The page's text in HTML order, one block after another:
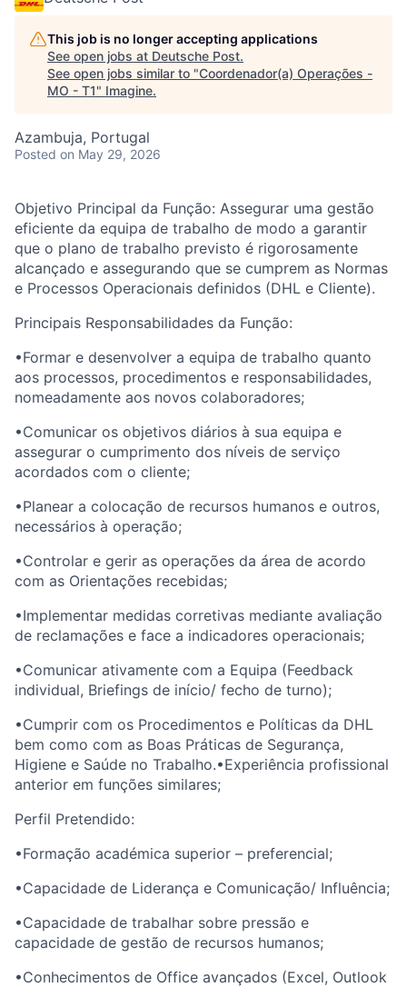
This job is no longer accepting applications
See open jobs at Deutsche Post.
See open jobs similar to "Coordenador(a) Operações -
MO - T1" Imagine.
Azambuja, Portugal
Posted on May 29, 2026
Objetivo Principal da Função: Assegurar uma gestão
eficiente da equipa de trabalho de modo a garantir
que o plano de trabalho previsto é rigorosamente
alcançado e assegurando que se cumprem as Normas
e Processos Operacionais definidos (DHL e Cliente).
Principais Responsabilidades da Função:
•Formar e desenvolver a equipa de trabalho quanto
aos processos, procedimentos e responsabilidades,
nomeadamente aos novos colaboradores;
•Comunicar os objetivos diários à sua equipa e
assegurar o cumprimento dos níveis de serviço
acordados com o cliente;
•Planear a colocação de recursos humanos e outros,
necessários à operação;
•Controlar e gerir as operações da área de acordo
com as Orientações recebidas;
•Implementar medidas corretivas mediante avaliação
de reclamações e face a indicadores operacionais;
•Comunicar ativamente com a Equipa (Feedback
individual, Briefings de início/ fecho de turno);
•Cumprir com os Procedimentos e Políticas da DHL
bem como com as Boas Práticas de Segurança,
Higiene e Saúde no Trabalho.•Experiência profissional
anterior em funções similares;
Perfil Pretendido:
•Formação académica superior – preferencial;
•Capacidade de Liderança e Comunicação/ Influência;
•Capacidade de trabalhar sobre pressão e
capacidade de gestão de recursos humanos;
•Conhecimentos de Office avançados (Excel, Outlook